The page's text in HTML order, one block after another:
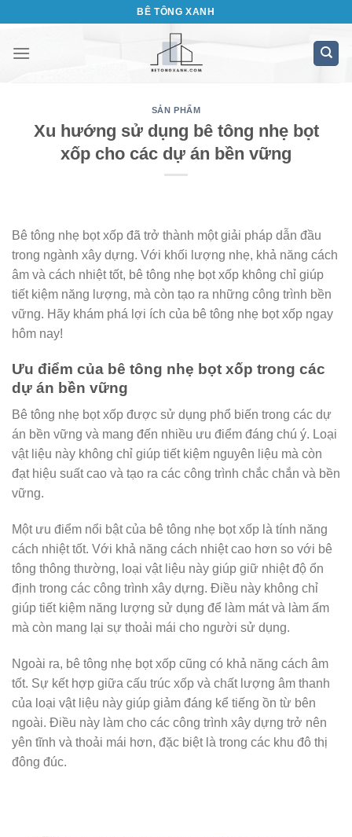
nội
BÊ TÔNG XANH
SẢN PHẨM
Xu hướng sử dụng bê tông nhẹ bọt
xốp cho các dự án bền vững
Bê tông nhẹ bọt xốp đã trở thành một giải pháp dẫn đầu
trong ngành xây dựng. Với khối lượng nhẹ, khả năng cách
âm và cách nhiệt tốt, bê tông nhẹ bọt xốp không chỉ giúp
tiết kiệm năng lượng, mà còn tạo ra những công trình bền
vững. Hãy khám phá lợi ích của bê tông nhẹ bọt xốp ngay
hôm nay!
Ưu điểm của bê tông nhẹ bọt xốp trong các
dự án bền vững
Bê tông nhẹ bọt xốp được sử dụng phổ biến trong các dự
án bền vững và mang đến nhiều ưu điểm đáng chú ý. Loại
vật liệu này không chỉ giúp tiết kiệm nguyên liệu mà còn
đạt hiệu suất cao và tạo ra các công trình chắc chắn và bền
vững.
Một ưu điểm nổi bật của bê tông nhẹ bọt xốp là tính năng
cách nhiệt tốt. Với khả năng cách nhiệt cao hơn so với bê
tông thông thường, loại vật liệu này giúp giữ nhiệt độ ổn
định trong các công trình xây dựng. Điều này không chỉ
giúp tiết kiệm năng lượng sử dụng để làm mát và làm ấm
mà còn mang lại sự thoải mái cho người sử dụng.
Ngoài ra, bê tông nhẹ bọt xốp cũng có khả năng cách âm
tốt. Sự kết hợp giữa cấu trúc xốp và chất lượng âm thanh
của loại vật liệu này giúp giảm đáng kể tiếng ồn từ bên
ngoài. Điều này làm cho các công trình xây dựng trở nên
yên tĩnh và thoải mái hơn, đặc biệt là trong các khu đô thị
đông đúc.